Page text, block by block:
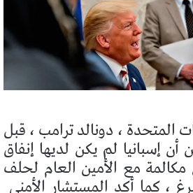
المتحدة ، دونالد ترامب ، قبل
إسبانيا لم يكن لديها إنفاق
مع الأمين العام لحلف